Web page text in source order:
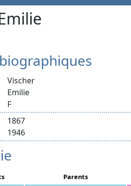
Vischer
Emilie
F
1867
1946
Parents